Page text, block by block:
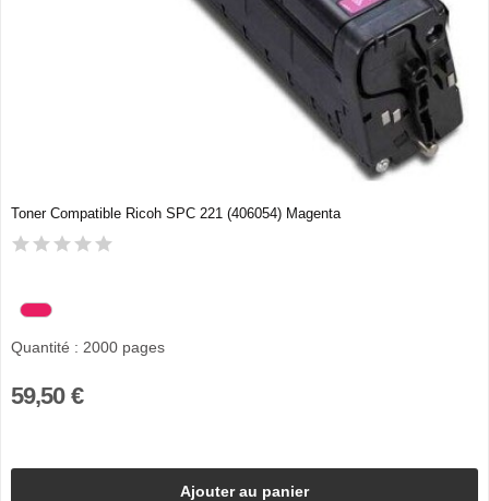
Toner Compatible Ricoh SPC 221 (406054) Magenta
Quantité : 2000 pages
59,50 €
Ajouter au panier